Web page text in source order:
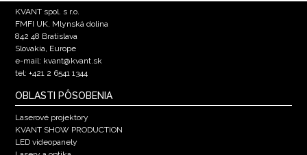
KVANT spol. s r.o.
FMFI UK, Mlynská dolina
842 48 Bratislava
Slovakia, Europe
e-mail: kvant@kvant.sk
tel: +421 2 6541 1344
OBLASTI PÔSOBENIA
Laserové projektory
KVANT SHOW PRODUCTION
LED videopanely